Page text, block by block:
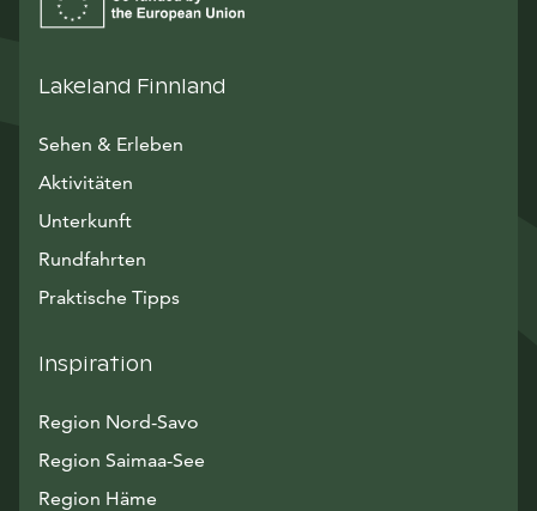
Lakeland Finnland
Sehen & Erleben
Aktivitäten
Unterkunft
Rundfahrten
Praktische Tipps
Inspiration
Region Nord-Savo
Region Saimaa-See
Region Häme